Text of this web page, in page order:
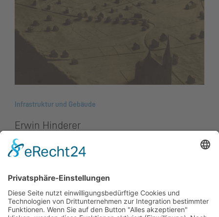
Infrastruktur und Gebäude
Erwin Hinderer
Erwin Hinderer kam 1930 nach Schaan, wo er
ein Architektur- und Planungsbüro eröffnete.
Schule» geltende Hinderer verwendete die
Stilmittel des «Neuen Bauens» und mischte
sie mit traditionellen Formen, wie z.B. dem
Walmdach.